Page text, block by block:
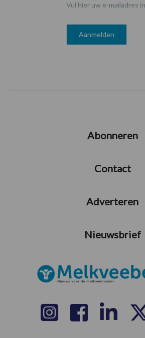
Vul hier uw e-mailadres in
Abonneren
Contact
Adverteren
Nieuwsbrief